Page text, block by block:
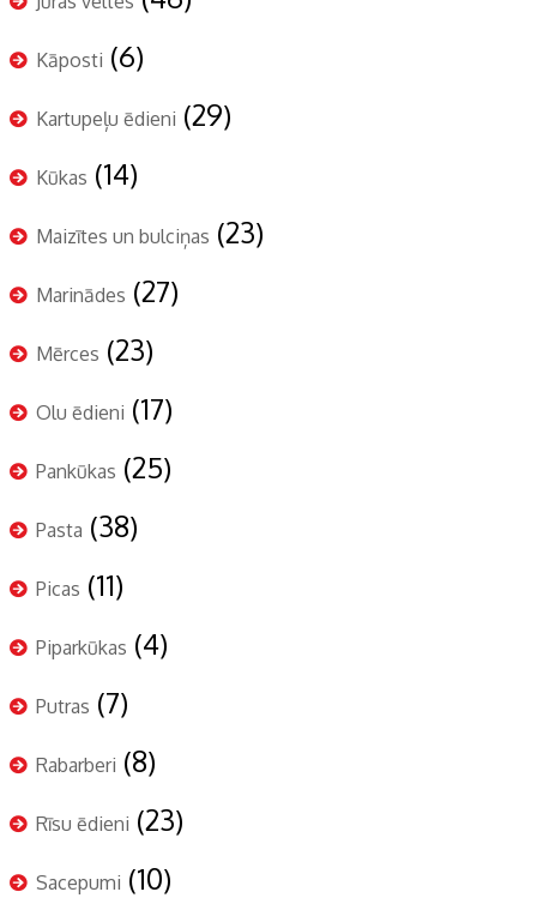
Kāposti (6)
Kartupeļu ēdieni (29)
Kūkas (14)
Maizītes un bulciņas (23)
Marinādes (27)
Mērces (23)
Olu ēdieni (17)
Pankūkas (25)
Pasta (38)
Picas (11)
Piparkūkas (4)
Putras (7)
Rabarberi (8)
Rīsu ēdieni (23)
Sacepumi (10)